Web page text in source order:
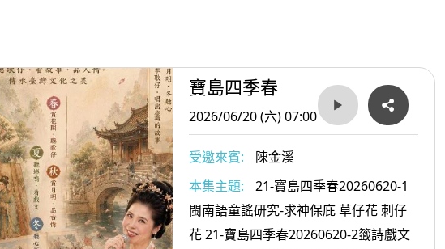
寶島四季春
2026/06/20 (六) 07:00
受邀來賓:
陳金溪
本集主題:
21-寶島四季春20260620-1
閩南語童謠研究-求神保庇 草仔花 刺仔
花 21-寶島四季春20260620-2籤詩戲文